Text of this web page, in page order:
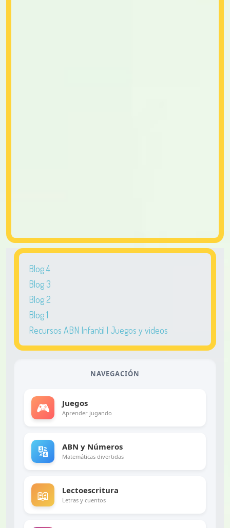
Blog 4
Blog 3
Blog 2
Blog 1
Recursos ABN Infantil | Juegos y videos
NAVEGACIÓN
🎮 Juegos
Aprender jugando
🔢 ABN y Números
Matemáticas divertidas
📖 Lectoescritura
Letras y cuentos